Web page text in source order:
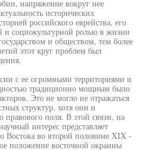
напряжение вокруг нее
исторических
российского еврейства, его
и социокультурной ролью в жизни
и обществом, тем более
этот круг проблем был
с ее огромными территориями и
традиционно мощным было
Это не могло не отражаться
структур, хотя они и
правового поля. В этой связи, на
интерес представляет
Востока во второй половине XIX -
положение восточной окраины